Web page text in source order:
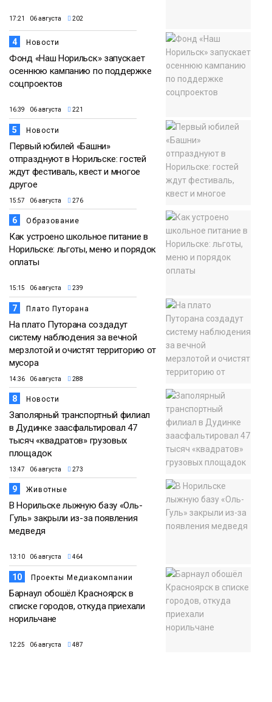
17:21 06 августа 202
4 Новости
Фонд «Наш Норильск» запускает
осеннюю кампанию по поддержке
соцпроектов
16:39 06 августа 221
5 Новости
Первый юбилей «Башни»
отпразднуют в Норильске: гостей
ждут фестиваль, квест и многое
другое
15:57 06 августа 276
6 Образование
Как устроено школьное питание в
Норильске: льготы, меню и порядок
оплаты
15:15 06 августа 239
7 Плато Путорана
На плато Путорана создадут
систему наблюдения за вечной
мерзлотой и очистят территорию от
мусора
14:36 06 августа 288
8 Новости
Заполярный транспортный филиал
в Дудинке заасфальтировал 47
тысяч «квадратов» грузовых
площадок
13:47 06 августа 273
9 Животные
В Норильске лыжную базу «Оль-
Гуль» закрыли из-за появления
медведя
13:10 06 августа 464
10 Проекты Медиакомпании
Барнаул обошёл Красноярск в
списке городов, откуда приехали
норильчане
12:25 06 августа 487